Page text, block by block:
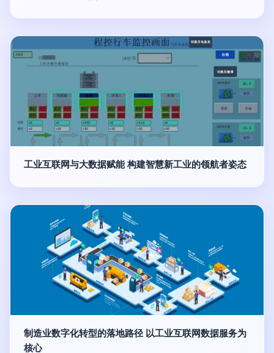
工业互联网与大数据赋能 构建智慧新工业的领航者姿态
制造业数字化转型的落地路径 以工业互联网数据服务为
核心